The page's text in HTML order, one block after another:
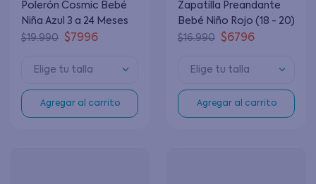
Polerón Cosmic Bebé
Niña Azul 3 a 24 Meses
$19.990 $7996
Elige tu talla
Agregar al carrito
Zapatilla Preandante
Bebé Niño Rojo (18 - 20)
$16.990 $6796
Elige tu talla
Agregar al carrito